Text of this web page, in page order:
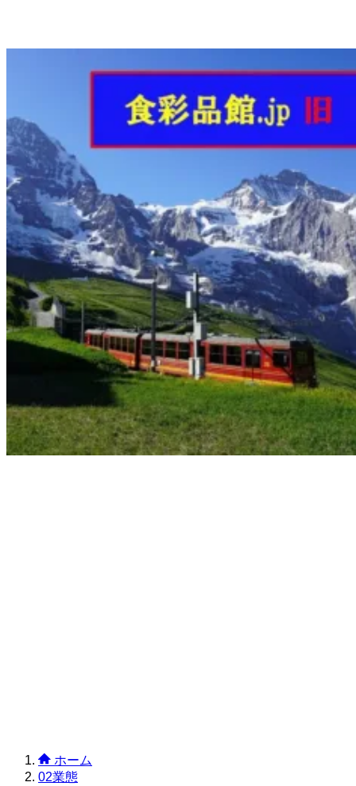
ホーム
02業態